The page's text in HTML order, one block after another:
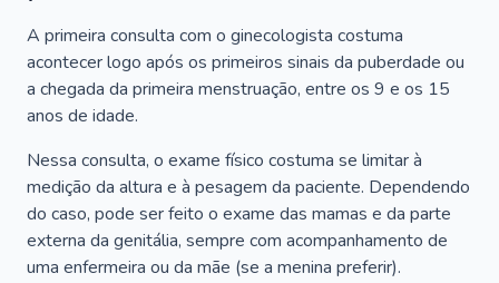
A primeira consulta com o ginecologista costuma
acontecer logo após os primeiros sinais da puberdade ou
a chegada da primeira menstruação, entre os 9 e os 15
anos de idade.
Nessa consulta, o exame físico costuma se limitar à
medição da altura e à pesagem da paciente. Dependendo
do caso, pode ser feito o exame das mamas e da parte
externa da genitália, sempre com acompanhamento de
uma enfermeira ou da mãe (se a menina preferir).